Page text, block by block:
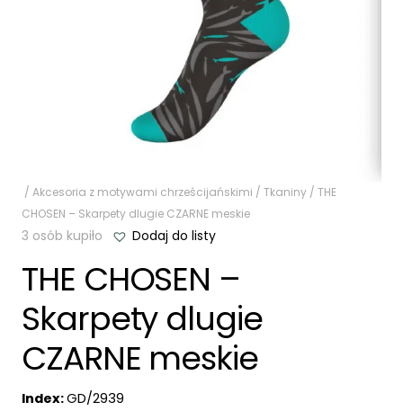
/ Akcesoria z motywami chrześcijańskimi / Tkaniny / THE
CHOSEN – Skarpety dlugie CZARNE meskie
3 osób kupiło Dodaj do listy
THE CHOSEN –
Skarpety dlugie
CZARNE meskie
Index:GD/2939